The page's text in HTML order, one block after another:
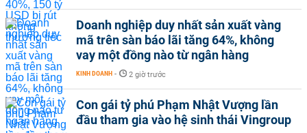
Doanh nghiệp duy nhất sản xuất vàng
mã trên sàn báo lãi tăng 64%, không
vay một đồng nào từ ngân hàng
KINH DOANH - 2 giờ trước
Con gái tỷ phú Phạm Nhật Vượng lần
đầu tham gia vào hệ sinh thái Vingroup